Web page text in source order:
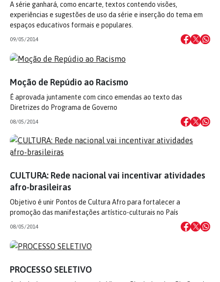
A série ganhará, como encarte, textos contendo visões,
experiências e sugestões de uso da série e inserção do tema em
espaços educativos formais e populares.
09/05/2014
Moção de Repúdio ao Racismo
É aprovada juntamente com cinco emendas ao texto das
Diretrizes do Programa de Governo
08/05/2014
CULTURA: Rede nacional vai incentivar atividades
afro-brasileiras
Objetivo é unir Pontos de Cultura Afro para fortalecer a
promoção das manifestações artístico-culturais no País
08/05/2014
PROCESSO SELETIVO